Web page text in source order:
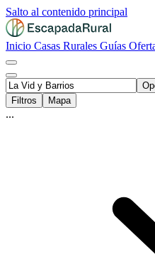
Salto al contenido principal
Inicio Casas Rurales Guías
Filtros
Mapa
...